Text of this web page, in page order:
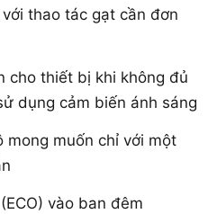
thao tác gạt cần đơn
cho thiết bị khi không đủ
dụng cảm biến ánh sáng
muốn chỉ với một
vào ban đêm